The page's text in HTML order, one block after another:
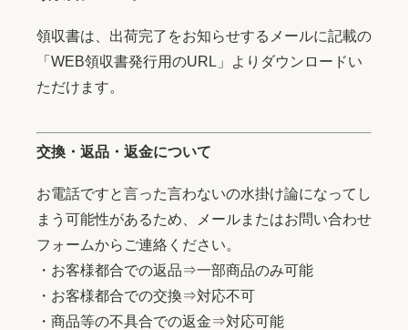
領収書は、出荷完了をお知らせするメールに記載の
「WEB領収書発行用のURL」よりダウンロードい
ただけます。
交換・返品・返金について
お電話ですと言った言わないの水掛け論になってし
まう可能性があるため、メールまたはお問い合わせ
フォームからご連絡ください。
・お客様都合での返品⇒一部商品のみ可能
・お客様都合での交換⇒対応不可
・商品等の不具合での返金⇒対応可能